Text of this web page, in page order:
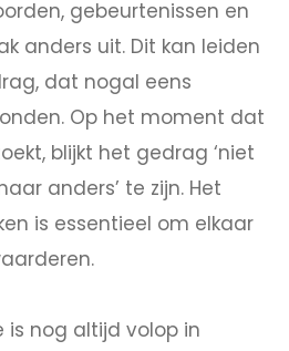
gebeurtenissen en
anders uit. Dit kan leiden
dat nogal eens
Op het moment dat
blijkt het gedrag ‘niet
anders’ te zijn. Het
is essentieel om elkaar
is nog altijd volop in